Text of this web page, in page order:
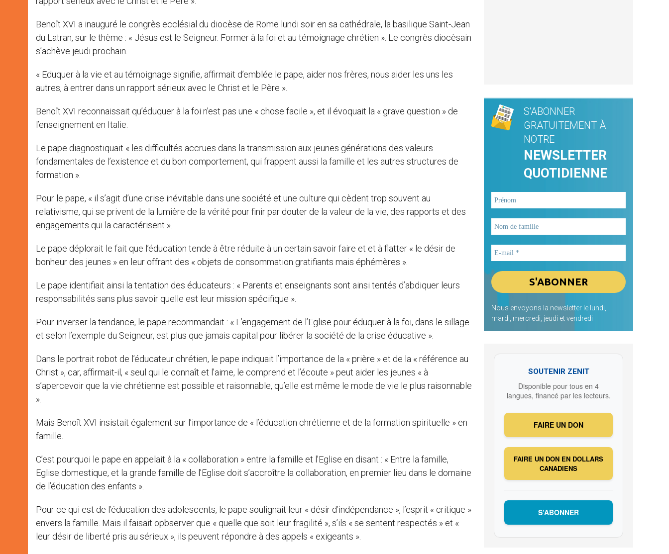
Benoît XVI a inauguré le congrès ecclésial du diocèse de Rome lundi soir en sa cathédrale, la basilique Saint-Jean
du Latran, sur le thème : « Jésus est le Seigneur. Former à la foi et au témoignage chrétien ». Le congrès diocèsain
s’achève jeudi prochain.
« Eduquer à la vie et au témoignage signifie, affirmait d’emblée le pape, aider nos frères, nous aider les uns les
autres, à entrer dans un rapport sérieux avec le Christ et le Père ».
Benoît XVI reconnaissait qu’éduquer à la foi n’est pas une « chose facile », et il évoquait la « grave question » de
l’enseignement en Italie.
Le pape diagnostiquait « les difficultés accrues dans la transmission aux jeunes générations des valeurs
fondamentales de l’existence et du bon comportement, qui frappent aussi la famille et les autres structures de
formation ».
Pour le pape, « il s’agit d’une crise inévitable dans une société et une culture qui cèdent trop souvent au
relativisme, qui se privent de la lumière de la vérité pour finir par douter de la valeur de la vie, des rapports et des
engagements qui la caractérisent ».
Le pape déplorait le fait que l’éducation tende à être réduite à un certain savoir faire et et à flatter « le désir de
bonheur des jeunes » en leur offrant des « objets de consommation gratifiants mais éphémères ».
Le pape identifiait ainsi la tentation des éducateurs : « Parents et enseignants sont ainsi tentés d’abdiquer leurs
responsabilités sans plus savoir quelle est leur mission spécifique ».
Pour inverser la tendance, le pape recommandait : « L’engagement de l’Eglise pour éduquer à la foi, dans le sillage
et selon l’exemple du Seigneur, est plus que jamais capital pour libérer la société de la crise éducative ».
Dans le portrait robot de l’éducateur chrétien, le pape indiquait l’importance de la « prière » et de la « référence au
Christ », car, affirmait-il, « seul qui le connaît et l’aime, le comprend et l’écoute » peut aider les jeunes « à
s’apercevoir que la vie chrétienne est possible et raisonnable, qu’elle est même le mode de vie le plus raisonnable
».
Mais Benoît XVI insistait également sur l’importance de « l’éducation chrétienne et de la formation spirituelle » en
famille.
C’est pourquoi le pape en appelait à la « collaboration » entre la famille et l’Eglise en disant : « Entre la famille,
Eglise domestique, et la grande famille de l’Eglise doit s’accroître la collaboration, en premier lieu dans le domaine
de l’éducation des enfants ».
Pour ce qui est de l’éducation des adolescents, le pape soulignait leur « désir d’indépendance », l’esprit « critique »
envers la famille. Mais il faisait opbserver que « quelle que soit leur fragilité », s’ils « se sentent respectés » et «
leur désir de liberté pris au sérieux », ils peuvent répondre à des appels « exigeants ».
S'ABONNER
GRATUITEMENT À
NOTRE
NEWSLETTER
QUOTIDIENNE
Nous envoyons la newsletter le lundi,
mardi, mercredi, jeudi et vendredi
SOUTENIR ZENIT
Disponible pour tous en 4
langues, financé par les lecteurs.
FAIRE UN DON
FAIRE UN DON EN DOLLARS
CANADIENS
S’ABONNER